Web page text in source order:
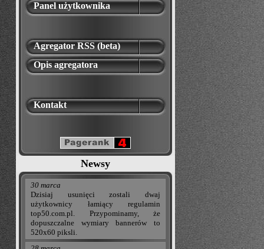
Panel użytkownika
Agregator RSS (beta)
Opis agregatora
Kontakt
Newsy
30 marca
Dzisiaj usunięci zostali dwaj
użytkownicy łamiący regulamin
top50.com.pl. Przypominamy, że
dopuszczalne wymiary bannerów to
520x60 piksli.